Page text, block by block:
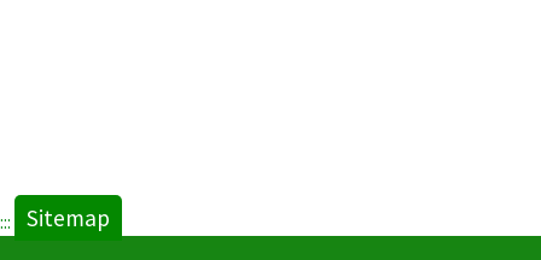
::: Sitemap